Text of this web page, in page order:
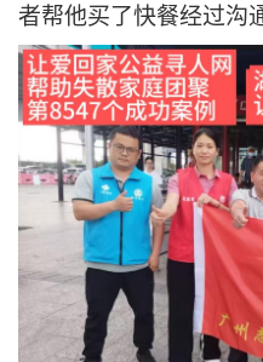
者帮他买了快餐经过沟